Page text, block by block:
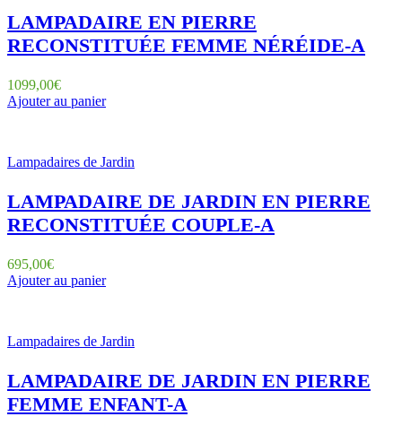
LAMPADAIRE EN PIERRE
RECONSTITUÉE FEMME NÉRÉIDE-A
1099,00€
Ajouter au panier
Lampadaires de Jardin
LAMPADAIRE DE JARDIN EN PIERRE
RECONSTITUÉE COUPLE-A
695,00€
Ajouter au panier
Lampadaires de Jardin
LAMPADAIRE DE JARDIN EN PIERRE
FEMME ENFANT-A